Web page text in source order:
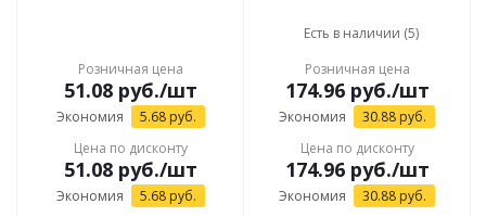
Розничная цена
51.08руб./шт
Экономия 5.68руб.
Цена по дисконту
51.08руб./шт
Экономия 5.68руб.
Есть в наличии (5)
Розничная цена
174.96руб./шт
Экономия 30.88 руб.
Цена по дисконту
174.96руб./шт
Экономия 30.88 руб.